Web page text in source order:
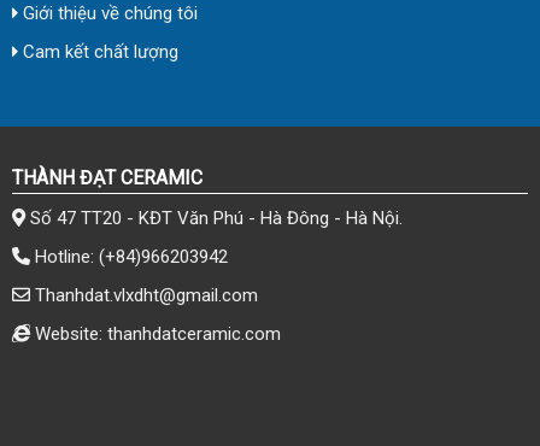
Giới thiệu về chúng tôi
Cam kết chất lượng
THÀNH ĐẠT CERAMIC
Số 47 TT20 - KĐT Văn Phú - Hà Đông - Hà Nội.
Hotline: (+84)966203942
Thanhdat.vlxdht@gmail.com
Website: thanhdatceramic.com